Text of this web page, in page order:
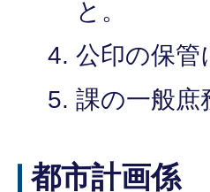
と。
公印の保管
課の一般庶
都市計画係